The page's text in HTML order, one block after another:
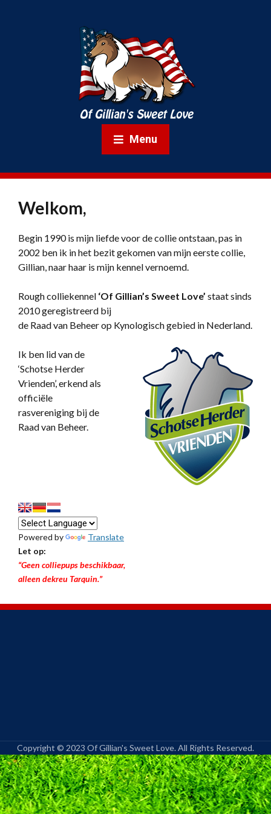
Menu
Welkom,
Begin 1990 is mijn liefde voor de collie ontstaan, pas in
2002 ben ik in het bezit gekomen van mijn eerste collie,
Gillian, naar haar is mijn kennel vernoemd.
Rough colliekennel ‘Of Gillian’s Sweet Love’ staat sinds
2010 geregistreerd bij
de Raad van Beheer op Kynologisch gebied in Nederland.
Ik ben lid van de
‘Schotse Herder
Vrienden’, erkend als
officiële
rasvereniging bij de
Raad van Beheer.
Powered by
Translate
Let op:
“Geen colliepups beschikbaar,
alleen dekreu Tarquin.”
Copyright © 2023 Of Gillian's Sweet Love. All Rights Reserved.